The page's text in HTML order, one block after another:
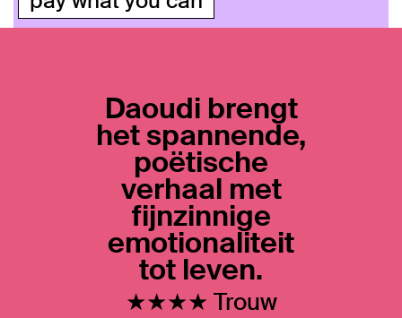
Daoudi brengt
het spannende,
poëtische
verhaal met
fijnzinnige
emotionaliteit
tot leven.
★★★★ Trouw